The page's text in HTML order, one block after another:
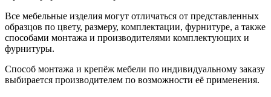
Все мебельные изделия могут отличаться от представленных
образцов по цвету, размеру, комплектации, фурнитуре, а также
способами монтажа и производителями комплектующих и
фурнитуры.
Способ монтажа и крепёж мебели по индивидуальному заказу
выбирается производителем по возможности её применения.